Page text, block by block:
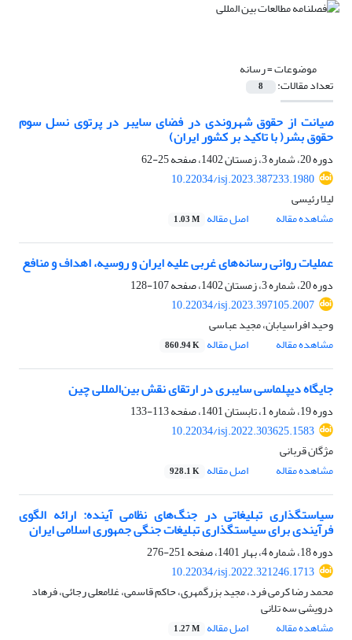
موضوعات =رسانه
تعداد مقالات: 8
صیانت از حقوق شهروندی در فضای سایبر در پرتوی نسل سوم
حقوق بشر( با تاکید بر کشور ایران)
دوره 20، شماره 3، زمستان 1402، صفحه
25-62
10.22034/isj.2023.387233.1980
لیلا رئیسی
مشاهده مقاله
اصل مقاله 1.03 M
عملیات روانی رسانه‌های غربی علیه ایران و روسیه، اهداف و منافع
دوره 20، شماره 3، زمستان 1402، صفحه
107-128
10.22034/isj.2023.397105.2007
وحید افراسیابان، مجید عباسی
مشاهده مقاله
اصل مقاله 860.94 K
جایگاه دیپلماسی سایبری در ارتقای نقش بین‌المللی چین
دوره 19، شماره 1، تابستان 1401، صفحه
113-133
10.22034/isj.2022.303625.1583
مژگان قربانی
مشاهده مقاله
اصل مقاله 928.1 K
سیاستگذاری تبلیغاتی در جنگ‌های نظامی آینده: ارائه الگوی
فرآیندی برای سیاستگذاری تبلیغات جنگی جمهوری اسلامی ایران
دوره 18، شماره 4، بهار 1401، صفحه
251-276
10.22034/isj.2022.321246.1713
محمد رضا کرمی فرد، مجید بزرگمهری، حاکم قاسمی، غلامعلی رجائی، فرهاد
درویشی سه تلانی
مشاهده مقاله
اصل مقاله 1.27 M